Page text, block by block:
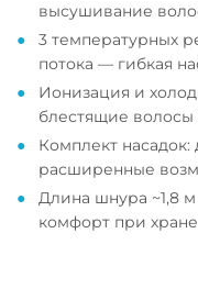
высушивание
3 температурных
потока — гибкая
Ионизация и
блестящие волосы
Комплект
расширенные
Длина шнура ~1,8
комфорт при